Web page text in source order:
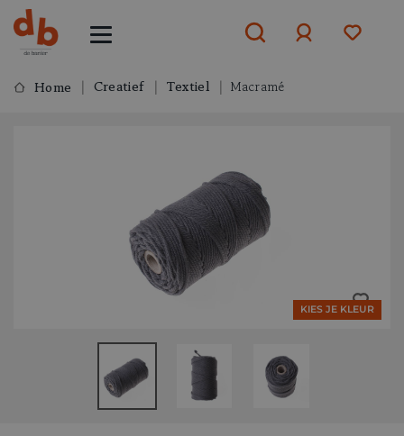
Home Creatief Textiel Macramé
KIES JE KLEUR